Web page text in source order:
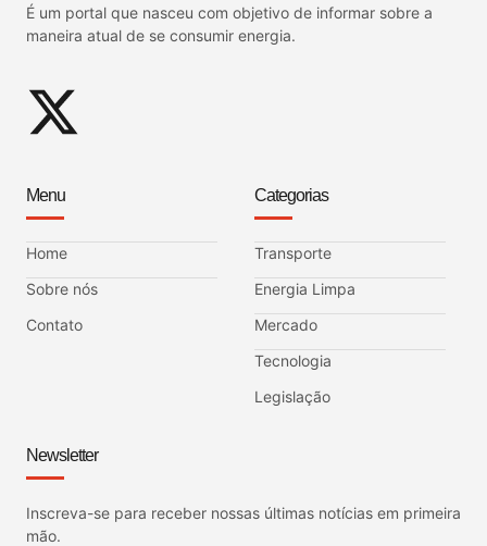
É um portal que nasceu com objetivo de informar sobre a
maneira atual de se consumir energia.
Menu
Home
Sobre nós
Contato
Categorias
Transporte
Energia Limpa
Mercado
Tecnologia
Legislação
Newsletter
Inscreva-se para receber nossas últimas notícias em primeira
mão.